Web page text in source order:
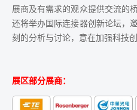
展商及有需求的观众提供交流的
还将举办国际连接器创新论坛，
刻的分析与讨论，意在加强科技创
展区部分展商：